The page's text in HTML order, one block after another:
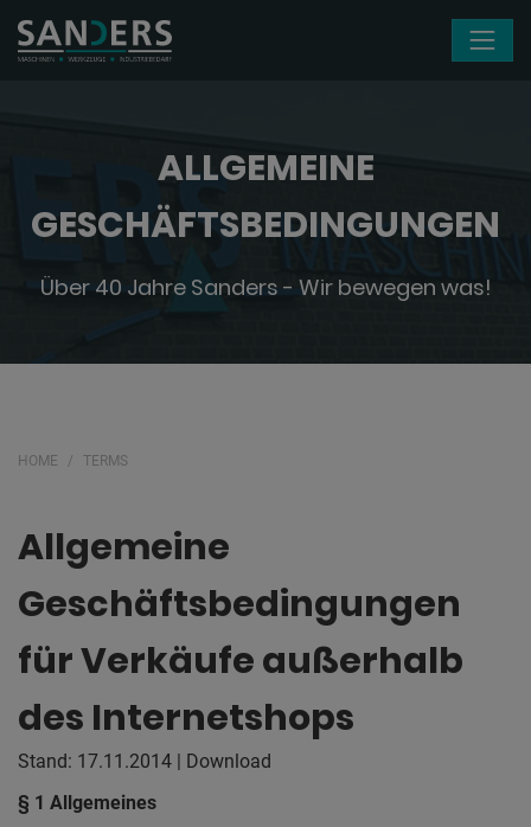
ALLGEMEINE
GESCHÄFTSBEDINGUNGEN
Über 40 Jahre Sanders - Wir bewegen was!
HOME TERMS
Allgemeine
Geschäftsbedingungen
für Verkäufe außerhalb
des Internetshops
Stand: 17.11.2014 | Download
§ 1 Allgemeines